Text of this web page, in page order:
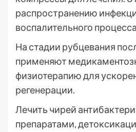
распространению
воспалительного
На стадии рубцевания
применяют
физиотерапию для
регенерации.
Лечить чирей
препаратами,